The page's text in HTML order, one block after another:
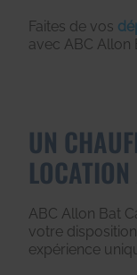
Faites de vos
avec ABC Allon
UN
ABC Allon Bat
votre
expérience